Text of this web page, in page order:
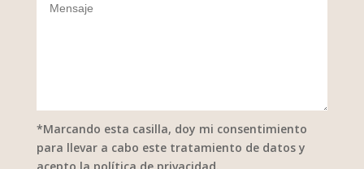
*Marcando esta casilla, doy mi consentimiento
para llevar a cabo este tratamiento de datos y